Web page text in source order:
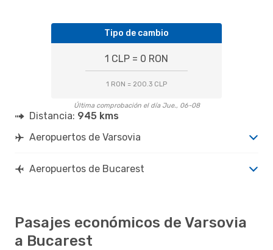
Tipo de cambio
1 CLP = 0 RON
1 RON = 200.3 CLP
Última comprobación el día Jue., 06-08
Distancia: 945 kms
Aeropuertos de Varsovia
Aeropuertos de Bucarest
Pasajes económicos de Varsovia
a Bucarest